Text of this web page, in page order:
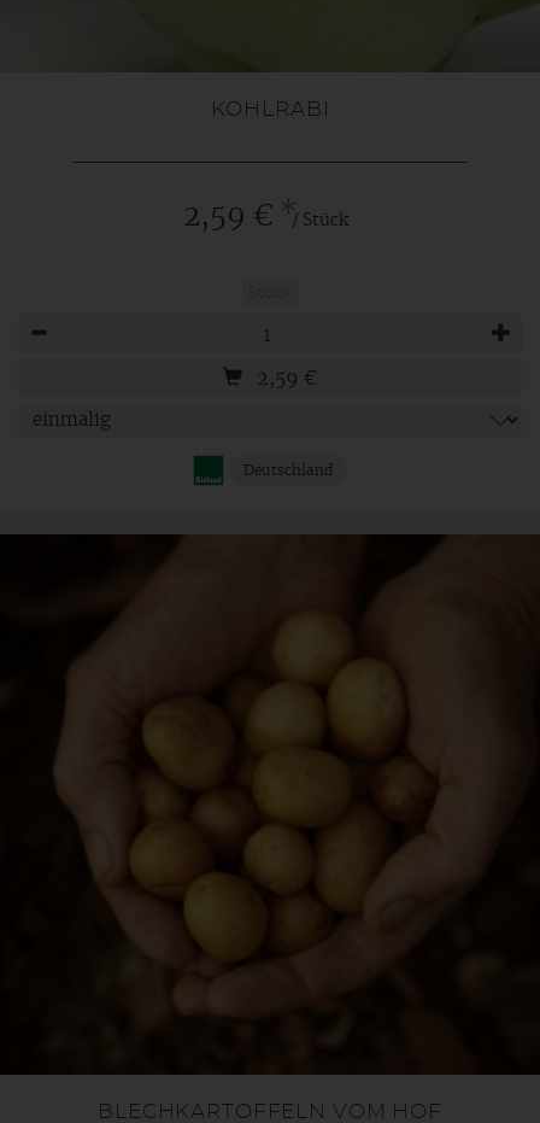
KOHLRABI
2,59 € */ Stück
2,59 €
Deutschland
BLECHKARTOFFELN VOM HOF